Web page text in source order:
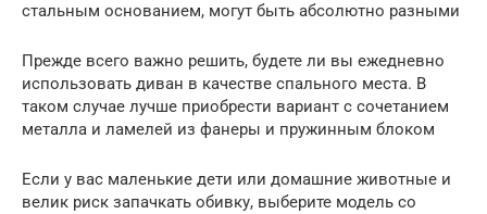
стальным основанием, могут быть абсолютно разными
Прежде всего важно решить, будете ли вы ежедневно
использовать диван в качестве спального места. В
таком случае лучше приобрести вариант с сочетанием
металла и ламелей из фанеры и пружинным блоком
Если у вас маленькие дети или домашние животные и
велик риск запачкать обивку, выберите модель со